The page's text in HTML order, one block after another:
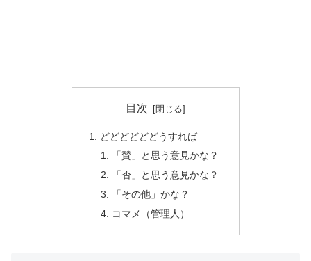
目次
どどどどどどうすれば
「賛」と思う意見かな？
「否」と思う意見かな？
「その他」かな？
コマメ（管理人）